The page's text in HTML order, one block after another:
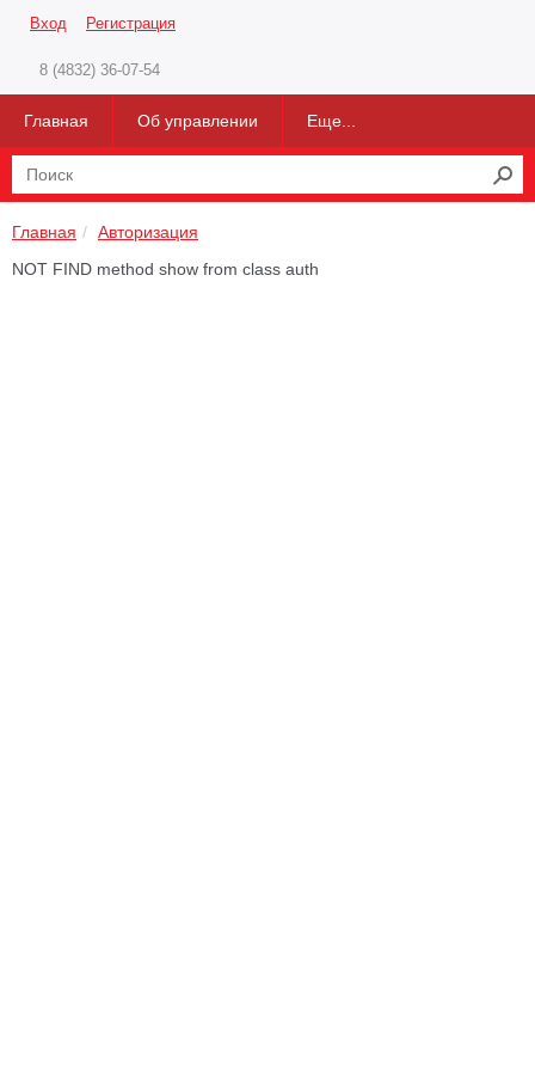
Вход Регистрация
8 (4832) 36-07-54
Главная Об управлении Еще...
Главная
Авторизация
NOT FIND method show from class auth